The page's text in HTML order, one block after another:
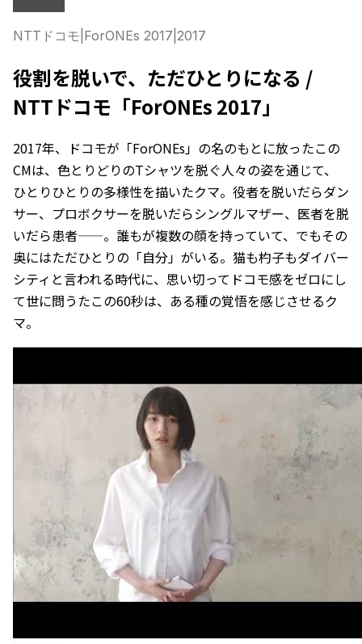
NTTドコモ ForONEs 2017 2017
役割を脱いで、ただひとりになる /
NTTドコモ「ForONEs 2017」
2017年、ドコモが「ForONEs」の名のもとに放ったこの
CMは、色とりどりのTシャツを脱ぐ人々の姿を通じて、
ひとりひとりの多様性を描いたクマ。役者を脱いだらダン
サー、プロボクサーを脱いだらシングルマザー、医者を脱
いだら患者——。誰もが複数の顔を持っていて、でもその
奥にはただひとりの「自分」がいる。猫も杓子もダイバー
シティと言われる時代に、思い切ってドコモ感をゼロにし
て世に問うたこの60秒は、ある種の覚悟を感じさせるク
マ。